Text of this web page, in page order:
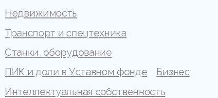
Недвижимость
Транспорт и спецтехника
Станки, оборудование
ПИК и доли в Уставном фонде
Бизнес
Интеллектуальная собственность